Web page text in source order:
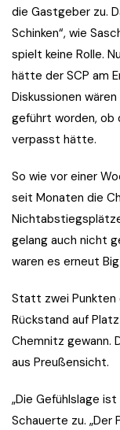
die Gastgeber zu.
Schinken“, wie
spielt keine Rolle.
hätte der SCP am
Diskussionen
geführt worden, ob
verpasst hätte.
So wie vor einer
seit Monaten die
gelang auch nicht
waren es erneut
Statt zwei Punkten
Rückstand auf
Chemnitz gewann.
aus Preußensicht.
„Die Gefühlslage
Schauerte zu.